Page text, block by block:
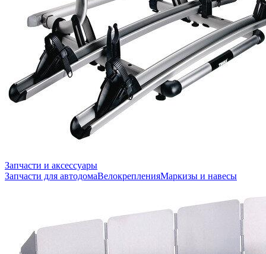
Запчасти и аксессуары
Запчасти для автодомаВелокрепленияМаркизы и навесы